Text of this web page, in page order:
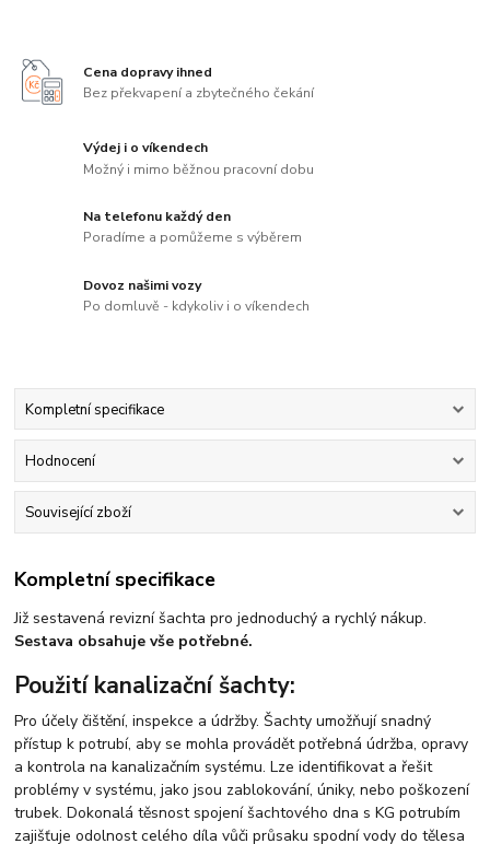
Cena dopravy ihned
Bez překvapení a zbytečného čekání
Výdej i o víkendech
Možný i mimo běžnou pracovní dobu
Na telefonu každý den
Poradíme a pomůžeme s výběrem
Dovoz našimi vozy
Po domluvě - kdykoliv i o víkendech
Kompletní specifikace
Hodnocení
Související zboží
Kompletní specifikace
Již sestavená revizní šachta pro jednoduchý a rychlý nákup.
Sestava obsahuje vše potřebné.
Použití kanalizační šachty:
Pro účely čištění, inspekce a údržby. Šachty umožňují snadný
přístup k potrubí, aby se mohla provádět potřebná údržba, opravy
a kontrola na kanalizačním systému. Lze identifikovat a řešit
problémy v systému, jako jsou zablokování, úniky, nebo poškození
trubek. Dokonalá těsnost spojení šachtového dna s KG potrubím
zajišťuje odolnost celého díla vůči průsaku spodní vody do tělesa